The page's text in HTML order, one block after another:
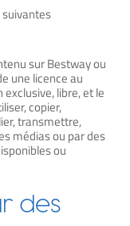
sur Bestway ou
une licence au
libre, et le
copier,
transmettre,
médias ou par des
ou
des